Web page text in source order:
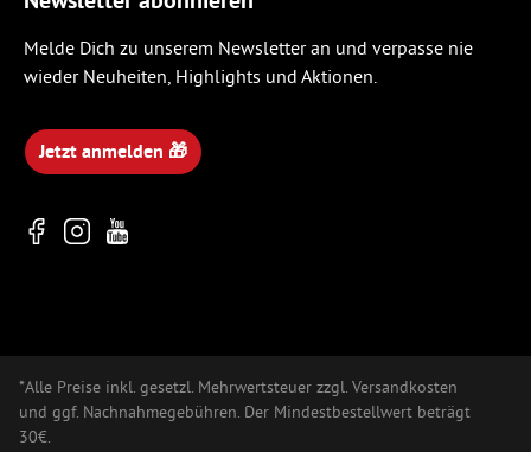
Melde Dich zu unserem Newsletter an und verpasse nie
wieder Neuheiten, Highlights und Aktionen.
Jetzt anmelden 🎁
*Alle Preise inkl. gesetzl. Mehrwertsteuer zzgl. Versandkosten
und ggf. Nachnahmegebühren. Der Mindestbestellwert beträgt
30€.